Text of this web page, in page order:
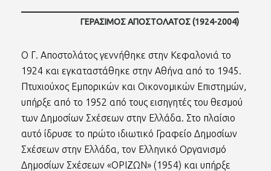
ΓΕΡΆΣΙΜΟΣ ΑΠΟΣΤΟΛΆΤΟΣ (1924-2004)
Ο Γ. Αποστολάτος γεννήθηκε στην Κεφαλονιά το
1924 και εγκαταστάθηκε στην Αθήνα από το 1945.
Πτυχιούχος Εμπορικών και Οικονομικών Επιστημών,
υπήρξε από το 1952 από τους εισηγητές του θεσμού
των Δημοσίων Σχέσεων στην Ελλάδα. Στο πλαίσιο
αυτό ίδρυσε το πρώτο ιδιωτικό Γραφείο Δημοσίων
Σχέσεων στην Ελλάδα, τον Ελληνικό Οργανισμό
Δημοσίων Σχέσεων «ΟΡΙΖΩΝ» (1954) και υπήρξε